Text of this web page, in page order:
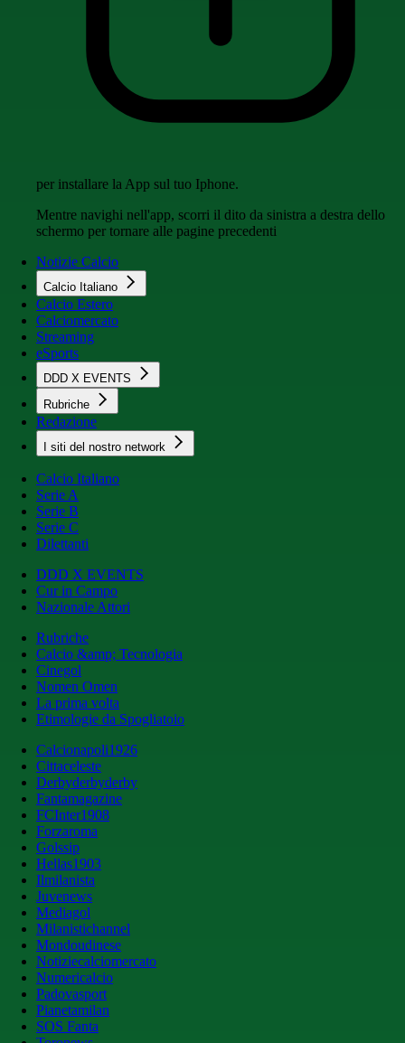
per installare la App sul tuo Iphone.
Mentre navighi nell'app, scorri il dito da sinistra a destra dello
schermo per tornare alle pagine precedenti
Notizie Calcio
Calcio Italiano
Calcio Estero
Calciomercato
Streaming
eSports
DDD X EVENTS
Rubriche
Redazione
I siti del nostro network
Calcio Italiano
Serie A
Serie B
Serie C
Dilettanti
DDD X EVENTS
Cur in Campo
Nazionale Attori
Rubriche
Calcio &amp; Tecnologia
Cinegol
Nomen Omen
La prima volta
Etimologie da Spogliatoio
Calcionapoli1926
Cittaceleste
Derbyderbyderby
Fantamagazine
FCInter1908
Forzaroma
Golssip
Hellas1903
Ilmilanista
Juvenews
Mediagol
Milanistichannel
Mondoudinese
Notiziecalciomercato
Numericalcio
Padovasport
Pianetamilan
SOS Fanta